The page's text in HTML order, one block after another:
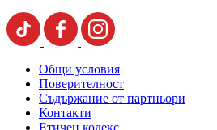
Общи условия
Поверителност
Съдържание от партньори
Контакти